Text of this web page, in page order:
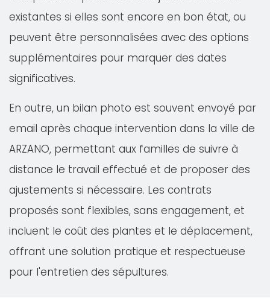
existantes si elles sont encore en bon état, ou
peuvent être personnalisées avec des options
supplémentaires pour marquer des dates
significatives.
En outre, un bilan photo est souvent envoyé par
email après chaque intervention dans la ville de
ARZANO, permettant aux familles de suivre à
distance le travail effectué et de proposer des
ajustements si nécessaire. Les contrats
proposés sont flexibles, sans engagement, et
incluent le coût des plantes et le déplacement,
offrant une solution pratique et respectueuse
pour l'entretien des sépultures.